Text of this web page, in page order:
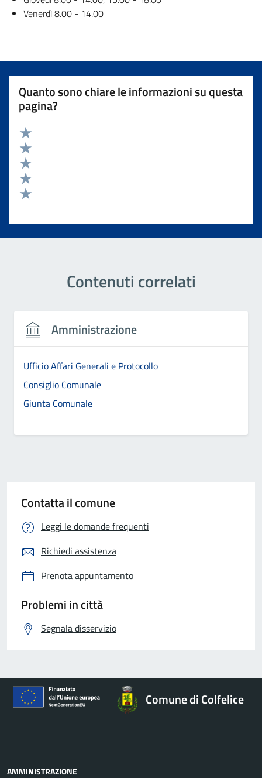
Venerdì 8.00 - 14.00
Quanto sono chiare le informazioni su questa
pagina?
Valuta 5 stelle su 5
Valuta 4 stelle su 5
Valuta 3 stelle su 5
Valuta 2 stelle su 5
Contenuti correlati
Amministrazione
Ufficio Affari Generali e Protocollo
Consiglio Comunale
Giunta Comunale
Contatta il comune
Leggi le domande frequenti
Richiedi assistenza
Prenota appuntamento
Problemi in città
Segnala disservizio
Comune di Colfelice
AMMINISTRAZIONE